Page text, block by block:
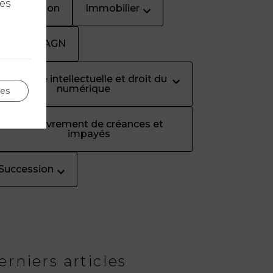
Immigration Immobilier
Les Quiz AGN
Propriété intellectuelle et droit du
numérique
Recouvrement de créances et
impayés
articles